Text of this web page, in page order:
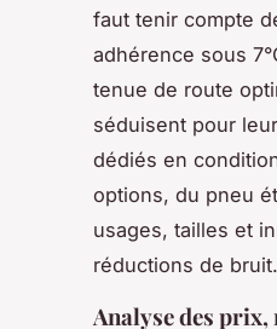
faut tenir compte
adhérence sous
tenue de route
séduisent pour
dédiés en
options, du pneu
usages, tailles et
réductions de bruit.
Analyse des